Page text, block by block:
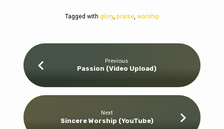
Tagged with glory, praise, worship
Previous
Passion (Video Upload)
Next
Sincere Worship (YouTube)